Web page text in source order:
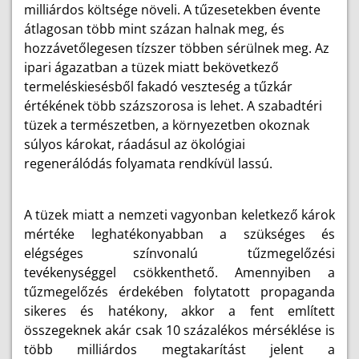
milliárdos költsége növeli. A tűzesetekben évente
átlagosan több mint százan halnak meg, és
hozzávetőlegesen tízszer többen sérülnek meg. Az
ipari ágazatban a tüzek miatt bekövetkező
termeléskiesésből fakadó veszteség a tűzkár
értékének több százszorosa is lehet. A szabadtéri
tüzek a természetben, a környezetben okoznak
súlyos károkat, ráadásul az ökológiai
regenerálódás folyamata rendkívül lassú.
A tüzek miatt a nemzeti vagyonban keletkező károk
mértéke leghatékonyabban a szükséges és
elégséges színvonalú tűzmegelőzési
tevékenységgel csökkenthető. Amennyiben a
tűzmegelőzés érdekében folytatott propaganda
sikeres és hatékony, akkor a fent említett
összegeknek akár csak 10 százalékos mérséklése is
több milliárdos megtakarítást jelent a